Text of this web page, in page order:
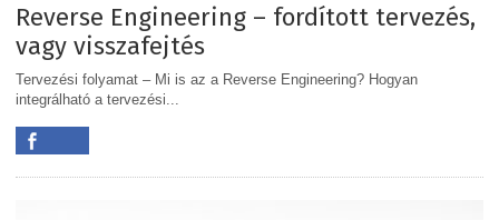
Reverse Engineering – fordított tervezés,
vagy visszafejtés
Tervezési folyamat – Mi is az a Reverse Engineering? Hogyan
integrálható a tervezési...